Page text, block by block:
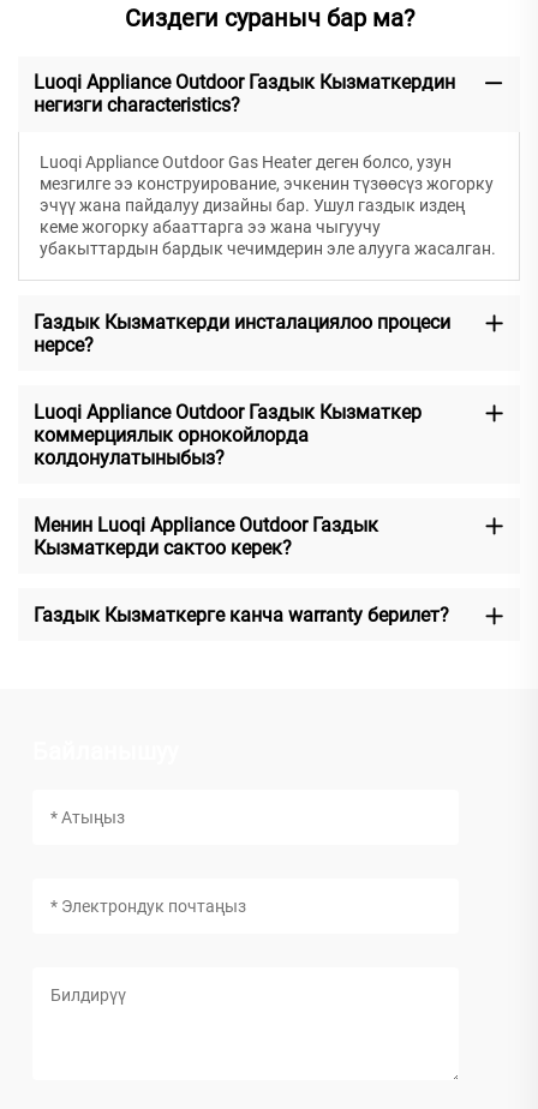
Сиздеги сураныч бар ма?
Luoqi Appliance Outdoor Газдык Кызматкердин
негизги characteristics?
Luoqi Appliance Outdoor Gas Heater деген болсо, узун
мезгилге ээ конструирование, эчкенин түзөөсүз жогорку
эчүү жана пайдалуу дизайны бар. Ушул газдык издең
кеме жогорку абааттарга ээ жана чыгуучу
убакыттардын бардык чечимдерин эле алууга жасалган.
Газдык Кызматкерди инсталациялоо процеси
нерсе?
Luoqi Appliance Outdoor Газдык Кызматкер
коммерциялык орнокойлорда
колдонулатыныбыз?
Менин Luoqi Appliance Outdoor Газдык
Кызматкерди сактоо керек?
Газдык Кызматкерге канча warranty берилет?